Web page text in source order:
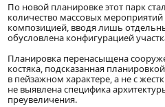
По новой планировке этот парк
количество массовых
композицией, вводя лишь
обусловлена конфигурацией
Планировка перенасыщена
костяка, подсказанная
в пейзажном характере, а не с
не выявлена специфика
преувеличения.